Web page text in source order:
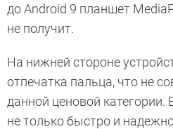
до Android 9 планшет
не получит.
На нижней стороне
отпечатка пальца, что не
данной ценовой
не только быстро и